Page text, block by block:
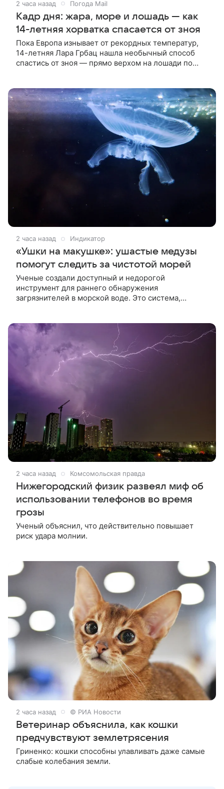
2 часа назад Погода Mail
Кадр дня: жара, море и лошадь — как
14-летняя хорватка спасается от зноя
Пока Европа изнывает от рекордных температур,
14-летняя Лара Грбац нашла необычный способ
спастись от зноя — прямо верхом на лошади по
2 часа назад Индикатор
«Ушки на макушке»: ушастые медузы
помогут следить за чистотой морей
Ученые создали доступный и недорогой
инструмент для раннего обнаружения
загрязнителей в морской воде. Это система,
2 часа назад Комсомольская правда
Нижегородский физик развеял миф об
использовании телефонов во время
грозы
Ученый объяснил, что действительно повышает
риск удара молнии.
2 часа назад © РИА Новости
Ветеринар объяснила, как кошки
предчувствуют землетрясения
Гриненко: кошки способны улавливать даже самые
слабые колебания земли.